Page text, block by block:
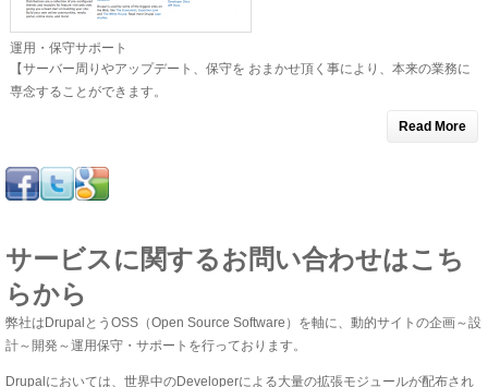
運用・保守サポート
【サーバー周りやアップデート、保守を おまかせ頂く事により、本来の業務に
専念することができます。
Read More
サービスに関するお問い合わせはこち
らから
弊社はDrupalとうOSS（Open Source Software）を軸に、動的サイトの企画～設
計～開発～運用保守・サポートを行っております。
Drupalにおいては、世界中のDeveloperによる大量の拡張モジュールが配布され